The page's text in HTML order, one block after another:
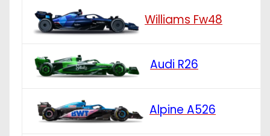
Williams Fw48
Audi R26
Alpine A526